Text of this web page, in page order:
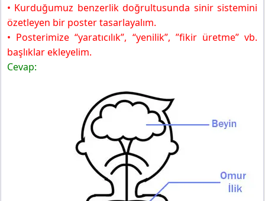
• Kurduğumuz benzerlik doğrultusunda sinir sistemini
özetleyen bir poster tasarlayalım.
• Posterimize “yaratıcılık”, “yenilik”, ”fikir üretme” vb.
başlıklar ekleyelim.
Cevap: